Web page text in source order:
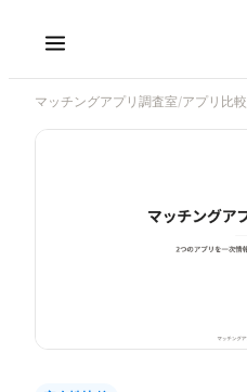
マッチングアプリ調査室/アプリ比較